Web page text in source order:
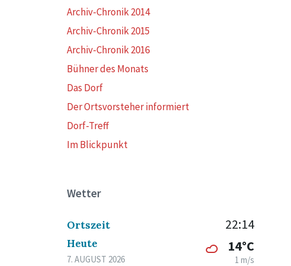
Archiv-Chronik 2014
Archiv-Chronik 2015
Archiv-Chronik 2016
Bühner des Monats
Das Dorf
Der Ortsvorsteher informiert
Dorf-Treff
Im Blickpunkt
Wetter
Ortszeit 22:14
Heute
7. AUGUST 2026
14°C
1 m/s